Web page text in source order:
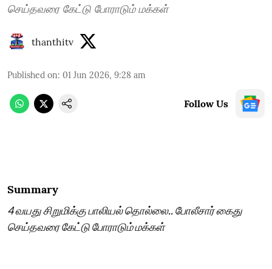
செய்தவரை கேட்டு போராடும் மக்கள்
thanthitv
Published on: 01 Jun 2026, 9:28 am
Follow Us
Summary
4 வயது சிறுமிக்கு பாலியல் தொல்லை.. போலீசார் கைது
செய்தவரை கேட்டு போராடும் மக்கள்